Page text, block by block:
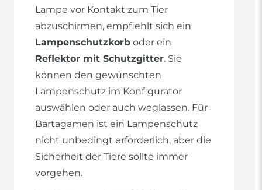
Lampe vor Kontakt zum Tier
abzuschirmen, empfiehlt sich ein
Lampenschutzkorb oder ein
Reflektor mit Schutzgitter. Sie
können den gewünschten
Lampenschutz im Konfigurator
auswählen oder auch weglassen. Für
Bartagamen ist ein Lampenschutz
nicht unbedingt erforderlich, aber die
Sicherheit der Tiere sollte immer
vorgehen.